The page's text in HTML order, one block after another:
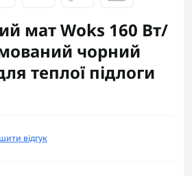
мат Woks 160 Вт/
чорний
теплої підлоги
відгук